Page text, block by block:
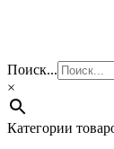
Поиск...
×
Категории